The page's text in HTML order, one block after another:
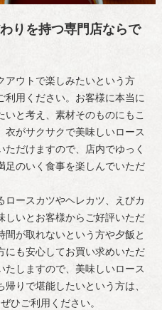
りを持つ専門店ならで
アウトで楽しみたいという方
利用ください。お客様に本当に
と考え、素材そのものにもこ
衣がサクサクで美味しいロース
だけますので、店内でゆっく
足のいく食事を楽しんでいただ
ロースカツやヘレカツ、えびカ
しいとお客様からご好評いただ
間が取れないという方や夕飯と
にも安心してお買い求めいただ
たしますので、美味しいロース
りで堪能したいという方は、
ひご利用ください。